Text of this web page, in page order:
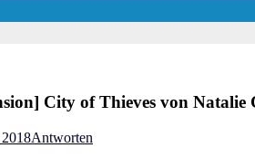
City of Thieves von Natalie
Antworten